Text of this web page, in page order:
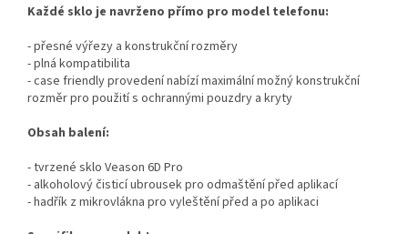
Každé sklo je navrženo přímo pro model telefonu:
- přesné výřezy a konstrukční rozměry
- plná kompatibilita
- case friendly provedení nabízí maximální možný konstrukční
rozměr pro použití s ochrannými pouzdry a kryty
Obsah balení:
- tvrzené sklo Veason 6D Pro
- alkoholový čisticí ubrousek pro odmaštění před aplikací
- hadřík z mikrovlákna pro vyleštění před a po aplikaci